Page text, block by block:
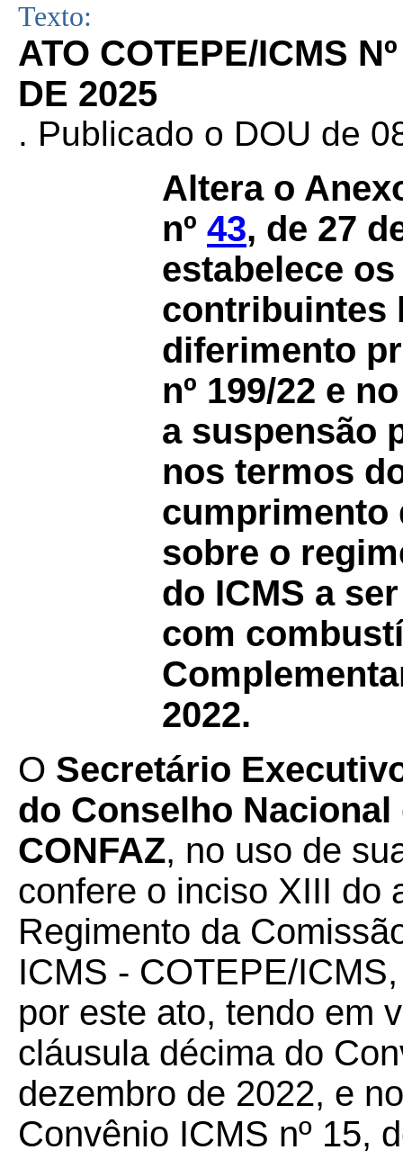
Texto:
ATO COTEPE/ICMS
DE 2025
. Publicado o DOU de
Altera o
nº 43, de 27
estabelece
contribuintes
diferimento
nº 199/22 e
a suspensão
nos termos
cumprimento
sobre o
do ICMS a
com
2022.
O Secretário
do Conselho
CONFAZ, no uso de
confere o inciso XIII do
Regimento da
ICMS - COTEPE/
por este ato, tendo em
cláusula décima do
dezembro de 2022, e
Convênio ICMS nº 15,